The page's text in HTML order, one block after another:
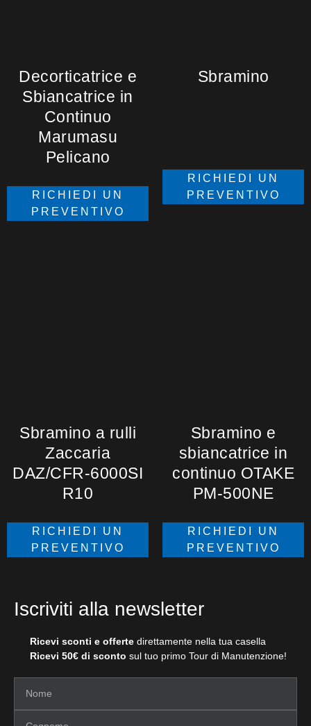
Decorticatrice e
Sbiancatrice in
Continuo
Marumasu
Pelicano
RICHIEDI UN
PREVENTIVO
Sbramino
RICHIEDI UN
PREVENTIVO
Sbramino a rulli
Zaccaria
DAZ/CFR-6000SI
R10
RICHIEDI UN
PREVENTIVO
Sbramino e
sbiancatrice in
continuo OTAKE
PM-500NE
RICHIEDI UN
PREVENTIVO
Iscriviti alla newsletter
Ricevi sconti e offertedirettamente nella tua casella
Ricevi 50€ di sconto sul tuo primo Tour di Manutenzione!